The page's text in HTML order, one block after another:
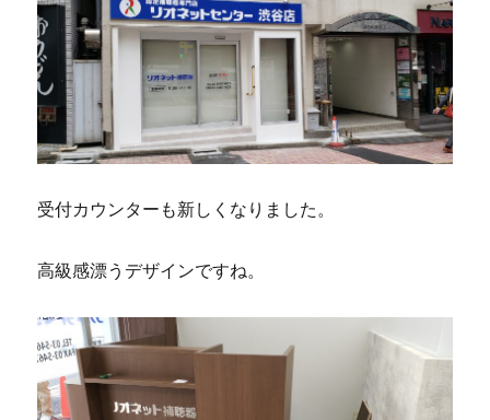
受付カウンターも新しくなりました。
高級感漂うデザインですね。